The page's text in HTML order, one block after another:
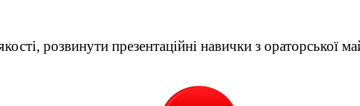
розвинути презентаційні навички з ораторської